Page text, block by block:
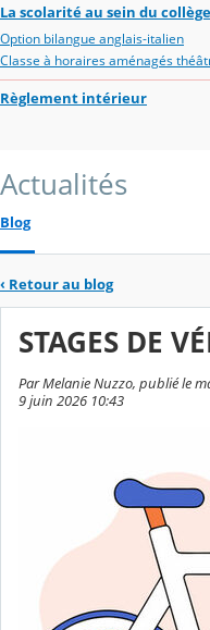
La scolarité au sein du collège
Option bilangue anglais-italien
Classe à horaires aménagés
Règlement intérieur
Actualités
Blog
‹ Retour au blog
STAGES DE
Par Melanie Nuzzo, publié le
9 juin 2026 10:43